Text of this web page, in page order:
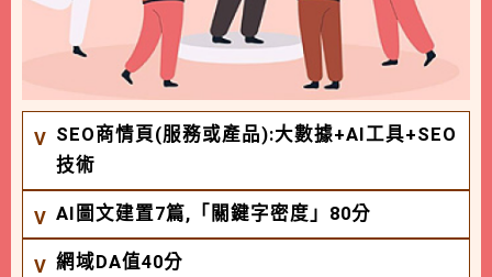
SEO商情頁(服務或產品):大數據+AI工具+SEO
技術
AI圖文建置7篇,「關鍵字密度」80分
網域DA值40分